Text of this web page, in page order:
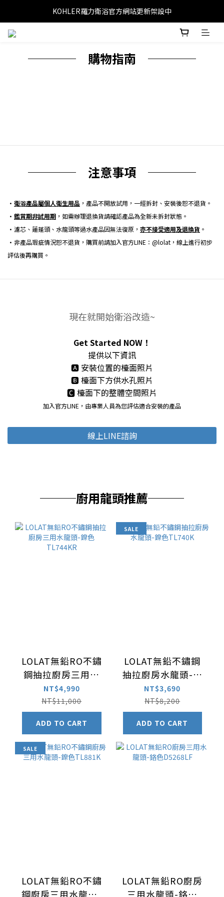
KOHLER羅力衛浴官方網站更新架設中
──── 購物指南 ────
──── 注意事項 ────
• 衛浴產品屬個人衛生用品 ，產品不開放試用，一經拆封、安裝後恕不退貨。
• 鑑賞期非試用期 ，如需辦理退換貨請確認產品為全新未拆封狀態。
•濾芯、蓮蓬頭、水龍頭等過水產品因無法復原， 亦不接受適用及退換貨 。
•非產品瑕疵情況恕不退貨，購買前請加入官方LINE：@lolat，線上進行初步
評估後再購買。
現在就開始衛浴改造~
Get Started NOW！
提供以下資訊
🅰 安裝位置的檯面照片
🅱 檯面下方供水孔照片
🅲 檯面下的整體空間照片
加入官方LINE，由專業人員為您評估適合安裝的產品
線上LINE諮詢
───廚用龍頭推薦───
LOLAT無鉛RO不鏽
鋼抽拉廚房三用水
龍頭-鎳色TL744KR
NT$4,990
NT$11,000
ADD TO CART
SALE
LOLAT無鉛不鏽鋼
抽拉廚房水龍頭-鎳
色TL740K
NT$3,690
NT$8,200
ADD TO CART
SALE
LOLAT無鉛RO不鏽
鋼廚房三用水龍頭-
LOLAT無鉛RO廚房
三用水龍頭-鉻色